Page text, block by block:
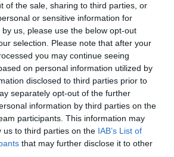
of the sale, sharing to third parties, or
or sensitive information for
us, please use the below opt-out
selection. Please note that after your
you may continue seeing
on personal information utilized by
disclosed to third parties prior to
separately opt-out of the further
information by third parties on the
participants. This information may
us to third parties on the IAB’s List of
that may further disclose it to other
hogy a legtöbben ingatlanjukat,
tennék pénzzé szükség esetén.
megtakarítások közül a készpénz és a
a legnépszerűbb, de egyre keresettebb a
az elmúlt évek kihívásaival
felértékelődését.
fizetés kutatás felmérés